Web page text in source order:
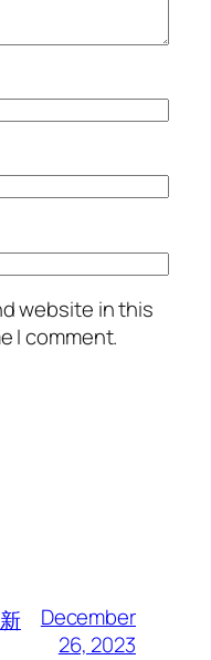
website in this
I comment.
December
26, 2023